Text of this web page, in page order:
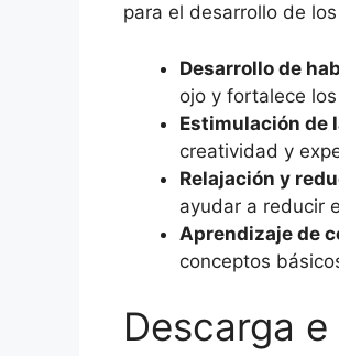
para el desarrollo de
Desarrollo de
ojo y fortalece
Estimulación de
creatividad y
Relajación y
ayudar a reducir
Aprendizaje de
conceptos
Descarga